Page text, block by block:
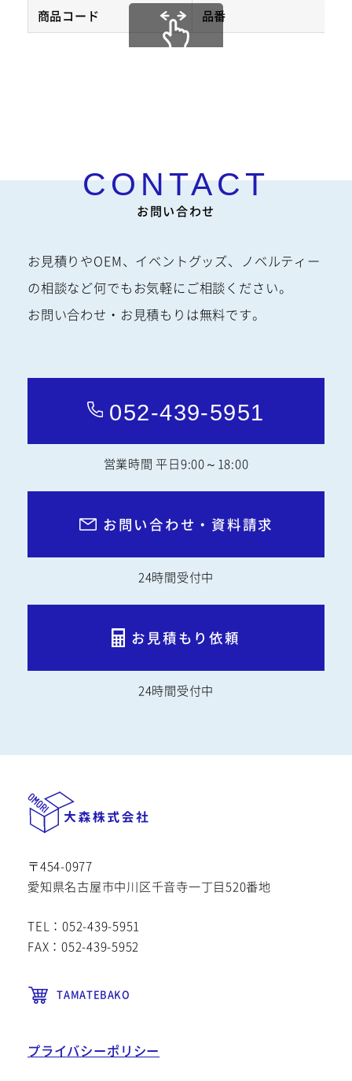
商品コード 品番
お問い合わせ
お見積りやOEM、イベントグッズ、ノベルティー
の相談など何でもお気軽にご相談ください。
お問い合わせ・お見積もりは無料です。
052-439-5951
営業時間 平日9:00～18:00
お問い合わせ・資料請求
24時間受付中
お見積もり依頼
24時間受付中
〒454-0977
愛知県名古屋市中川区千音寺一丁目520番地
TEL：052-439-5951
FAX：052-439-5952
TAMATEBAKO
プライバシーポリシー